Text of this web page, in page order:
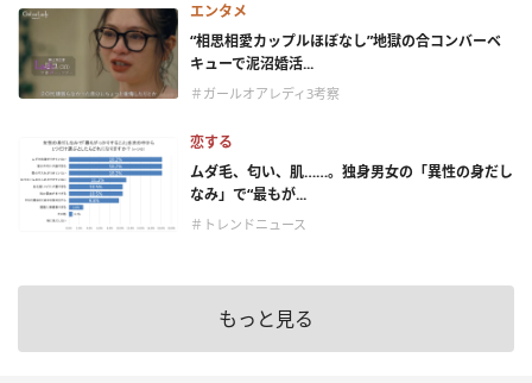
エンタメ
“相思相愛カップルほぼなし”地獄の合コンバーベ
キューで泥沼婚活...
＃ガールオアレディ3考察
恋する
ムダ毛、匂い、肌……。独身男女の「異性の身だし
なみ」で“最もが...
＃トレンドニュース
もっと見る